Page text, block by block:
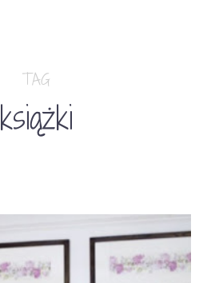
TAG
książki